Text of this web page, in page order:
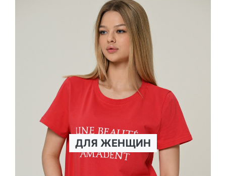
ДЛЯ ЖЕНЩИН